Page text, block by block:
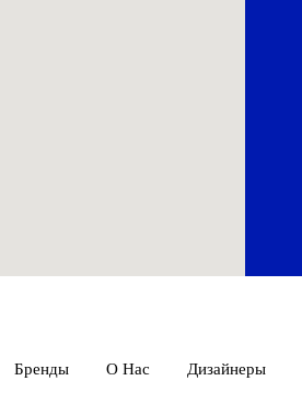
Бренды О Нас Дизайнеры